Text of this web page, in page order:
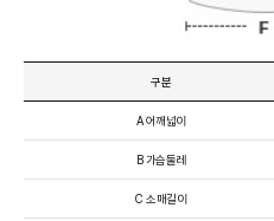
구분
A 어깨넓이
B 가슴둘레
C 소매길이